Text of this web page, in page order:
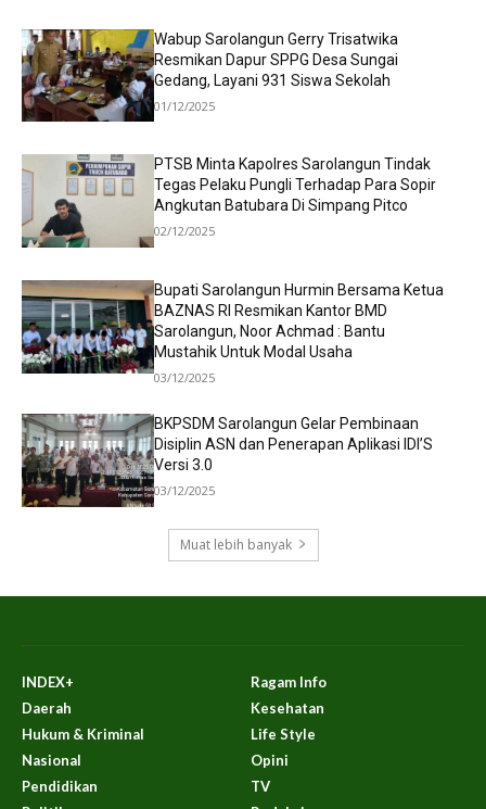
Wabup Sarolangun Gerry Trisatwika
Resmikan Dapur SPPG Desa Sungai
Gedang, Layani 931 Siswa Sekolah
01/12/2025
PTSB Minta Kapolres Sarolangun Tindak
Tegas Pelaku Pungli Terhadap Para Sopir
Angkutan Batubara Di Simpang Pitco
02/12/2025
Bupati Sarolangun Hurmin Bersama Ketua
BAZNAS RI Resmikan Kantor BMD
Sarolangun, Noor Achmad : Bantu
Mustahik Untuk Modal Usaha
03/12/2025
BKPSDM Sarolangun Gelar Pembinaan
Disiplin ASN dan Penerapan Aplikasi IDI’S
Versi 3.0
03/12/2025
Muat lebih banyak
INDEX+
Daerah
Hukum & Kriminal
Nasional
Pendidikan
Ragam Info
Kesehatan
Life Style
Opini
TV